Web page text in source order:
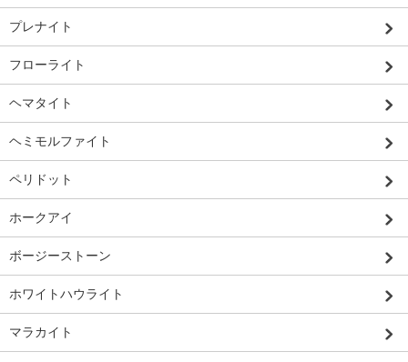
プレナイト
フローライト
ヘマタイト
ヘミモルファイト
ペリドット
ホークアイ
ボージーストーン
ホワイトハウライト
マラカイト